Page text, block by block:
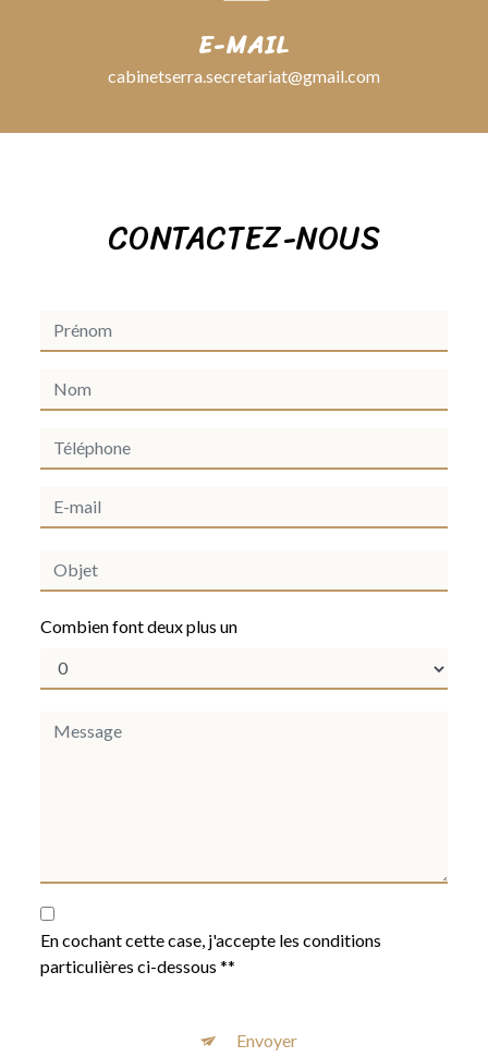
E-MAIL
cabinetserra.secretariat@gmail.com
CONTACTEZ-NOUS
Combien font deux plus un
En cochant cette case, j'accepte les conditions
particulières ci-dessous **
Envoyer